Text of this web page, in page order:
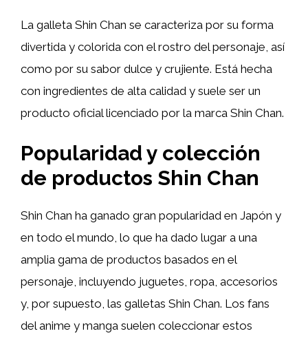
La galleta Shin Chan se caracteriza por su forma
divertida y colorida con el rostro del personaje, así
como por su sabor dulce y crujiente. Está hecha
con ingredientes de alta calidad y suele ser un
producto oficial licenciado por la marca Shin Chan.
Popularidad y colección
de productos Shin Chan
Shin Chan ha ganado gran popularidad en Japón y
en todo el mundo, lo que ha dado lugar a una
amplia gama de productos basados en el
personaje, incluyendo juguetes, ropa, accesorios
y, por supuesto, las galletas Shin Chan. Los fans
del anime y manga suelen coleccionar estos